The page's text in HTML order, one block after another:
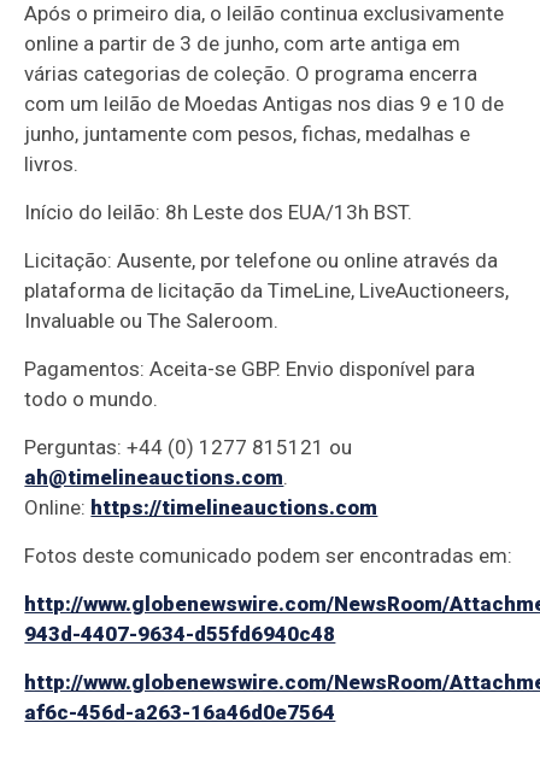
Após o primeiro dia, o leilão continua exclusivamente
online a partir de 3 de junho, com arte antiga em
várias categorias de coleção. O programa encerra
com um leilão de Moedas Antigas nos dias 9 e 10 de
junho, juntamente com pesos, fichas, medalhas e
livros.
Início do leilão: 8h Leste dos EUA/13h BST.
Licitação: Ausente, por telefone ou online através da
plataforma de licitação da TimeLine, LiveAuctioneers,
Invaluable ou The Saleroom.
Pagamentos: Aceita-se GBP. Envio disponível para
todo o mundo.
Perguntas: +44 (0) 1277 815121 ou
ah@timelineauctions.com.
Online: https://timelineauctions.com
Fotos deste comunicado podem ser encontradas em:
http://www.globenewswire.com/NewsRoom/
943d-4407-9634-d55fd6940c48
http://www.globenewswire.com/NewsRoom/
af6c-456d-a263-16a46d0e7564